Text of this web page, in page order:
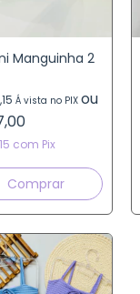
Manguinha 2
Á vista no PIX ou
com Pix
Comprar